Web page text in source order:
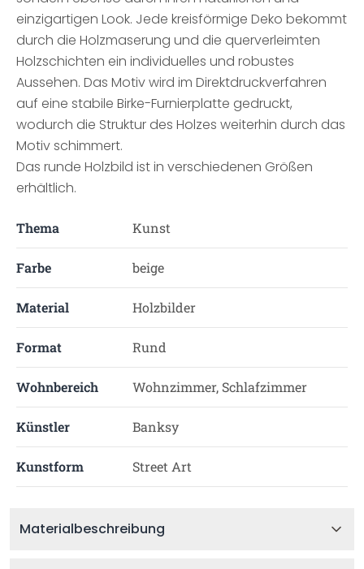
einzigartigen Look. Jede kreisförmige Deko bekommt
durch die Holzmaserung und die querverleimten
Holzschichten ein individuelles und robustes
Aussehen. Das Motiv wird im Direktdruckverfahren
auf eine stabile Birke-Furnierplatte gedruckt,
wodurch die Struktur des Holzes weiterhin durch das
Motiv schimmert.
Das runde Holzbild ist in verschiedenen Größen
erhältlich.
Thema Kunst
Farbe beige
Material Holzbilder
Format Rund
Wohnbereich Wohnzimmer, Schlafzimmer
Künstler Banksy
Kunstform Street Art
Materialbeschreibung